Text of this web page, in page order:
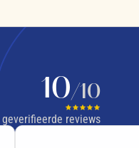
10/10
geverifieerde reviews